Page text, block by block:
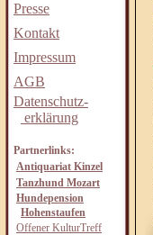
Presse
Kontakt
Impressum
AGB
Datenschutz-
erklärung
Partnerlinks:
Antiquariat Kinzel
Tanzhund Mozart
Hundepension
Hohenstaufen
Offener KulturTreff